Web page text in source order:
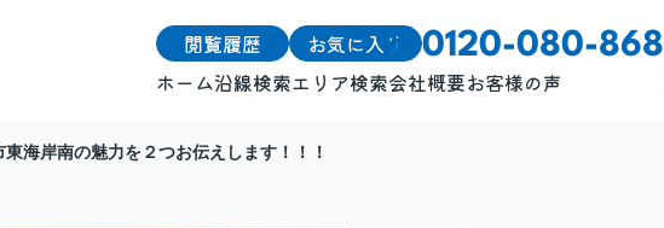
閲覧履歴 お気に入り 0120-080-868
ホーム沿線検索エリア検索会社概要お客様の声
東海岸南の魅力を２つお伝えします！！！